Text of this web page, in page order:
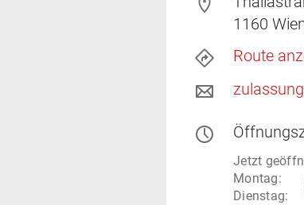
1160
Route
Jetzt
Montag:
Dienstag: